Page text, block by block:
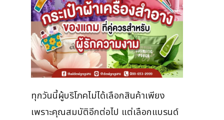
ทุกวันนี้ผู้บริโภคไม่ได้เลือกสินค้าเพียง
เพราะคุณสมบัติอีกต่อไป แต่เลือกแบรนด์